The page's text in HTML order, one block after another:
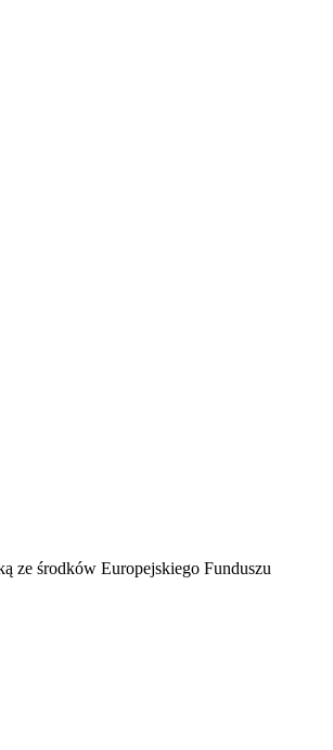
ze środków Europejskiego Funduszu